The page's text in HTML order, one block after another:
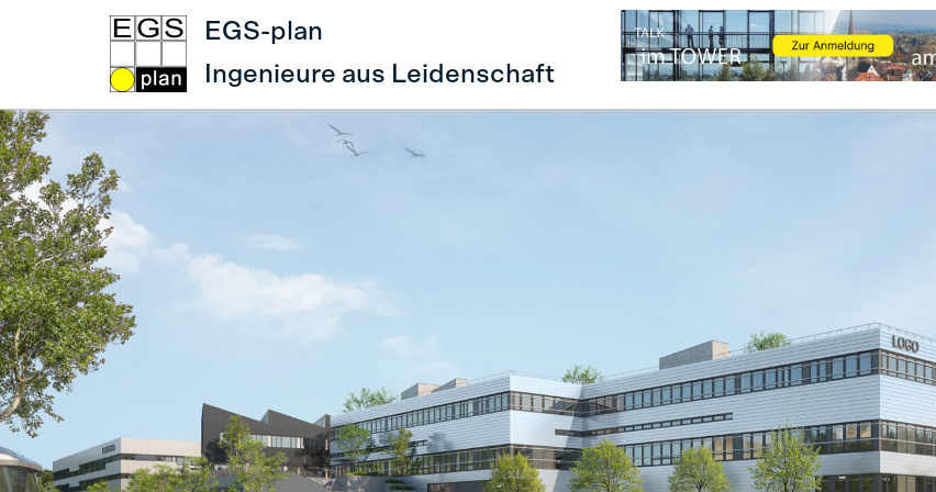
EGS-plan
Ingenieure aus Leidenschaft